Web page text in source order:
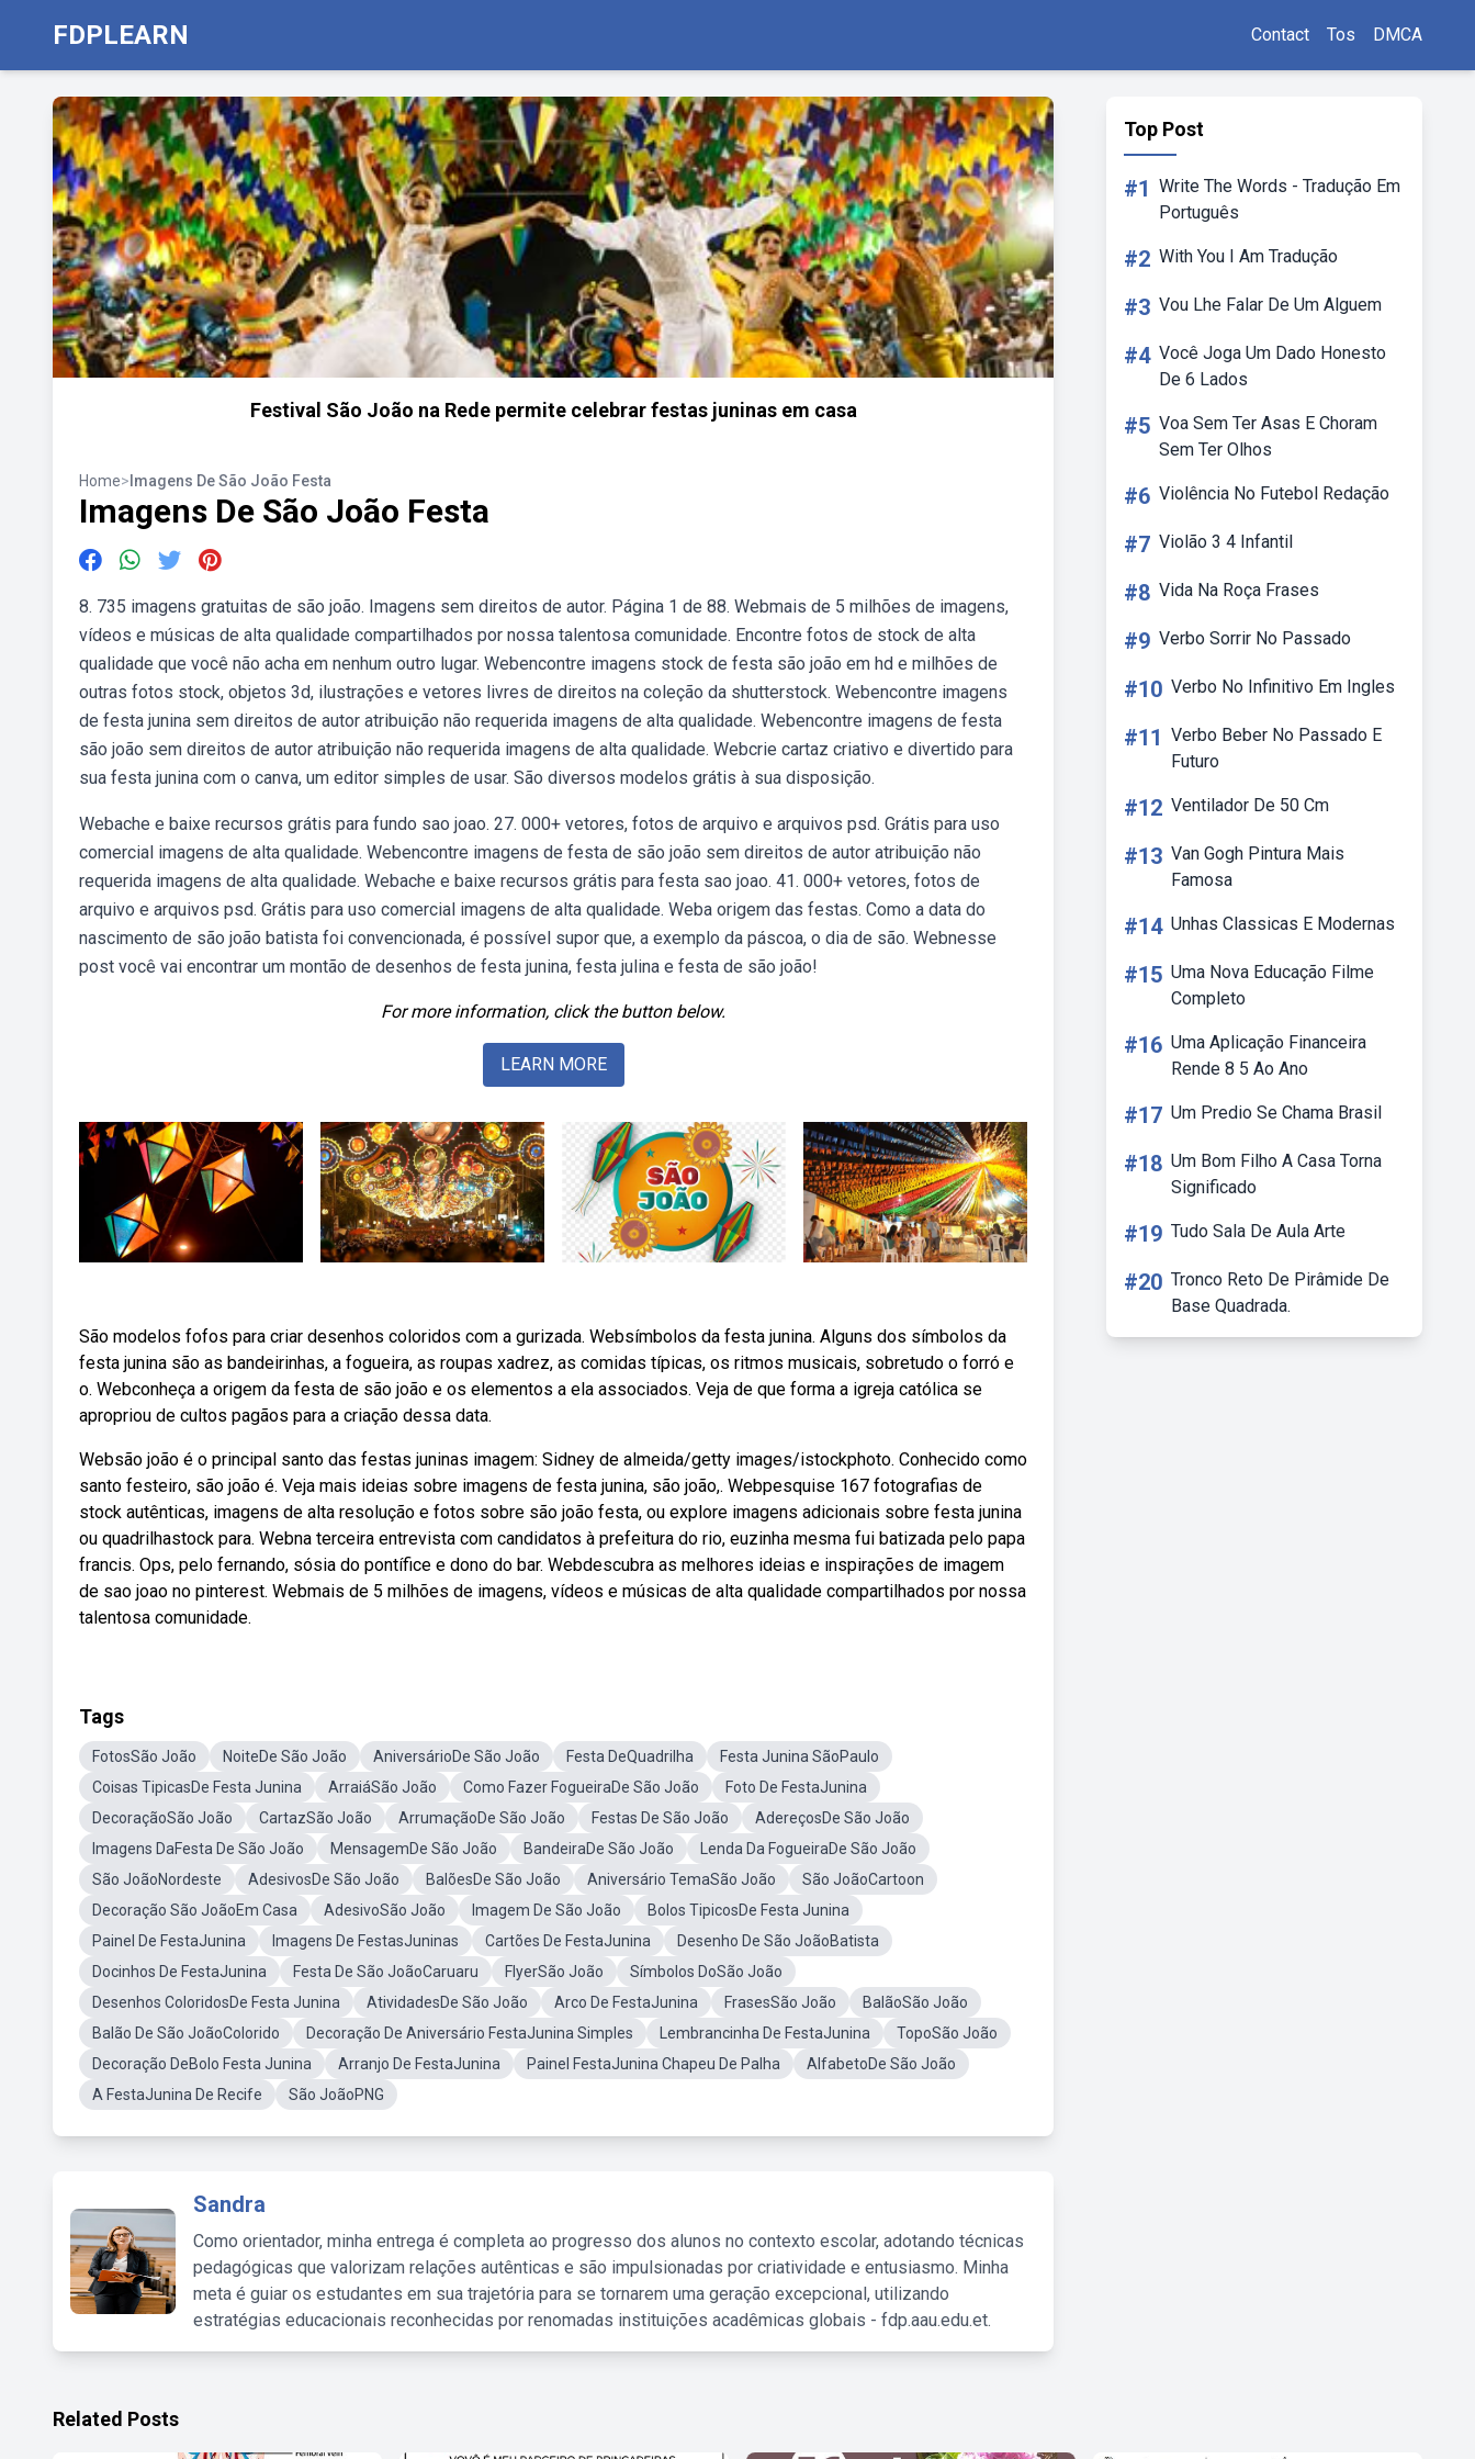
FDPLEARN Contact Tos DMCA
Festival São João na Rede permite celebrar festas juninas em casa
Home> Imagens De São João Festa
Imagens De São João Festa
8. 735 imagens gratuitas de são joão. Imagens sem direitos de autor. Página 1 de 88. Webmais de 5 milhões de imagens,
vídeos e músicas de alta qualidade compartilhados por nossa talentosa comunidade. Encontre fotos de stock de alta
qualidade que você não acha em nenhum outro lugar. Webencontre imagens stock de festa são joão em hd e milhões de
outras fotos stock, objetos 3d, ilustrações e vetores livres de direitos na coleção da shutterstock. Webencontre imagens
de festa junina sem direitos de autor atribuição não requerida imagens de alta qualidade. Webencontre imagens de festa
são joão sem direitos de autor atribuição não requerida imagens de alta qualidade. Webcrie cartaz criativo e divertido para
sua festa junina com o canva, um editor simples de usar. São diversos modelos grátis à sua disposição.
Webache e baixe recursos grátis para fundo sao joao. 27. 000+ vetores, fotos de arquivo e arquivos psd. Grátis para uso
comercial imagens de alta qualidade. Webencontre imagens de festa de são joão sem direitos de autor atribuição não
requerida imagens de alta qualidade. Webache e baixe recursos grátis para festa sao joao. 41. 000+ vetores, fotos de
arquivo e arquivos psd. Grátis para uso comercial imagens de alta qualidade. Weba origem das festas. Como a data do
nascimento de são joão batista foi convencionada, é possível supor que, a exemplo da páscoa, o dia de são. Webnesse
post você vai encontrar um montão de desenhos de festa junina, festa julina e festa de são joão!
For more information, click the button below.
LEARN MORE
São modelos fofos para criar desenhos coloridos com a gurizada. Websímbolos da festa junina. Alguns dos símbolos da
festa junina são as bandeirinhas, a fogueira, as roupas xadrez, as comidas típicas, os ritmos musicais, sobretudo o forró e
o. Webconheça a origem da festa de são joão e os elementos a ela associados. Veja de que forma a igreja católica se
apropriou de cultos pagãos para a criação dessa data.
Websão joão é o principal santo das festas juninas imagem: Sidney de almeida/getty images/istockphoto. Conhecido como
santo festeiro, são joão é. Veja mais ideias sobre imagens de festa junina, são joão,. Webpesquise 167 fotografias de
stock autênticas, imagens de alta resolução e fotos sobre são joão festa, ou explore imagens adicionais sobre festa junina
ou quadrilhastock para. Webna terceira entrevista com candidatos à prefeitura do rio, euzinha mesma fui batizada pelo papa
francis. Ops, pelo fernando, sósia do pontífice e dono do bar. Webdescubra as melhores ideias e inspirações de imagem
de sao joao no pinterest. Webmais de 5 milhões de imagens, vídeos e músicas de alta qualidade compartilhados por nossa
talentosa comunidade.
Tags
FotosSão João NoiteDe São João AniversárioDe São João Festa DeQuadrilha
Festa Junina SãoPaulo
Coisas TipicasDe Festa Junina
ArraiáSão João Como Fazer FogueiraDe São João
Foto De FestaJunina
DecoraçãoSão João
CartazSão João ArrumaçãoDe São João Festas De São João
AdereçosDe São João
Imagens DaFesta De São João
MensagemDe São João BandeiraDe São João
Lenda Da FogueiraDe São João
São JoãoNordeste
AdesivosDe São João BalõesDe São João Aniversário TemaSão João
São JoãoCartoon
Decoração São JoãoEm Casa
AdesivoSão João Imagem De São João
Bolos TipicosDe Festa Junina
Painel De FestaJunina
Imagens De FestasJuninas Cartões De FestaJunina
Desenho De São JoãoBatista
Docinhos De FestaJunina
Festa De São JoãoCaruaru FlyerSão João
Símbolos DoSão João
Desenhos ColoridosDe Festa Junina
AtividadesDe São João Arco De FestaJunina FrasesSão João
BalãoSão João
Balão De São JoãoColorido
Decoração De Aniversário FestaJunina Simples Lembrancinha De FestaJunina
TopoSão João
Decoração DeBolo Festa Junina
Arranjo De FestaJunina Painel FestaJunina Chapeu De Palha
AlfabetoDe São João
A FestaJunina De Recife
São JoãoPNG
Sandra
Como orientador, minha entrega é completa ao progresso dos alunos no contexto escolar, adotando técnicas
pedagógicas que valorizam relações autênticas e são impulsionadas por criatividade e entusiasmo. Minha
meta é guiar os estudantes em sua trajetória para se tornarem uma geração excepcional, utilizando
estratégias educacionais reconhecidas por renomadas instituições acadêmicas globais - fdp.aau.edu.et.
Top Post
#1 Write The Words - Tradução Em
Português
#2 With You I Am Tradução
#3 Vou Lhe Falar De Um Alguem
#4 Você Joga Um Dado Honesto
De 6 Lados
#5 Voa Sem Ter Asas E Choram
Sem Ter Olhos
#6 Violência No Futebol Redação
#7 Violão 3 4 Infantil
#8 Vida Na Roça Frases
#9 Verbo Sorrir No Passado
#10 Verbo No Infinitivo Em Ingles
#11 Verbo Beber No Passado E
Futuro
#12 Ventilador De 50 Cm
#13 Van Gogh Pintura Mais
Famosa
#14 Unhas Classicas E Modernas
#15 Uma Nova Educação Filme
Completo
#16 Uma Aplicação Financeira
Rende 8 5 Ao Ano
#17 Um Predio Se Chama Brasil
#18 Um Bom Filho A Casa Torna
Significado
#19 Tudo Sala De Aula Arte
#20 Tronco Reto De Pirâmide De
Base Quadrada.
Related Posts